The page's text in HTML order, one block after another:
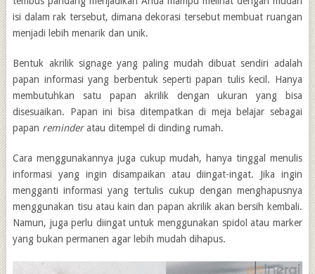
isi dalam rak tersebut, dimana dekorasi tersebut membuat ruangan
menjadi lebih menarik dan unik.
Bentuk akrilik signage yang paling mudah dibuat sendiri adalah
papan informasi yang berbentuk seperti papan tulis kecil. Hanya
membutuhkan satu papan akrilik dengan ukuran yang bisa
disesuaikan. Papan ini bisa ditempatkan di meja belajar sebagai
papan reminderatau ditempel di dinding rumah.
Cara menggunakannya juga cukup mudah, hanya tinggal menulis
informasi yang ingin disampaikan atau diingat-ingat. Jika ingin
mengganti informasi yang tertulis cukup dengan menghapusnya
menggunakan tisu atau kain dan papan akrilik akan bersih kembali.
Namun, juga perlu diingat untuk menggunakan spidol atau marker
yang bukan permanen agar lebih mudah dihapus.